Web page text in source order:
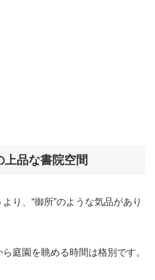
品な書院空間
り、“御所”のような気品があり
庭園を眺める時間は格別です。